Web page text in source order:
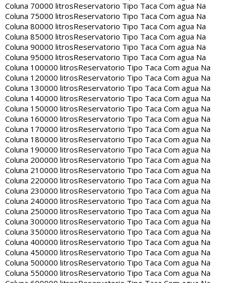
Coluna 70000 litrosReservatorio Tipo Taca Com agua Na
Coluna 75000 litrosReservatorio Tipo Taca Com agua Na
Coluna 80000 litrosReservatorio Tipo Taca Com agua Na
Coluna 85000 litrosReservatorio Tipo Taca Com agua Na
Coluna 90000 litrosReservatorio Tipo Taca Com agua Na
Coluna 95000 litrosReservatorio Tipo Taca Com agua Na
Coluna 100000 litrosReservatorio Tipo Taca Com agua Na
Coluna 120000 litrosReservatorio Tipo Taca Com agua Na
Coluna 130000 litrosReservatorio Tipo Taca Com agua Na
Coluna 140000 litrosReservatorio Tipo Taca Com agua Na
Coluna 150000 litrosReservatorio Tipo Taca Com agua Na
Coluna 160000 litrosReservatorio Tipo Taca Com agua Na
Coluna 170000 litrosReservatorio Tipo Taca Com agua Na
Coluna 180000 litrosReservatorio Tipo Taca Com agua Na
Coluna 190000 litrosReservatorio Tipo Taca Com agua Na
Coluna 200000 litrosReservatorio Tipo Taca Com agua Na
Coluna 210000 litrosReservatorio Tipo Taca Com agua Na
Coluna 220000 litrosReservatorio Tipo Taca Com agua Na
Coluna 230000 litrosReservatorio Tipo Taca Com agua Na
Coluna 240000 litrosReservatorio Tipo Taca Com agua Na
Coluna 250000 litrosReservatorio Tipo Taca Com agua Na
Coluna 300000 litrosReservatorio Tipo Taca Com agua Na
Coluna 350000 litrosReservatorio Tipo Taca Com agua Na
Coluna 400000 litrosReservatorio Tipo Taca Com agua Na
Coluna 450000 litrosReservatorio Tipo Taca Com agua Na
Coluna 500000 litrosReservatorio Tipo Taca Com agua Na
Coluna 550000 litrosReservatorio Tipo Taca Com agua Na